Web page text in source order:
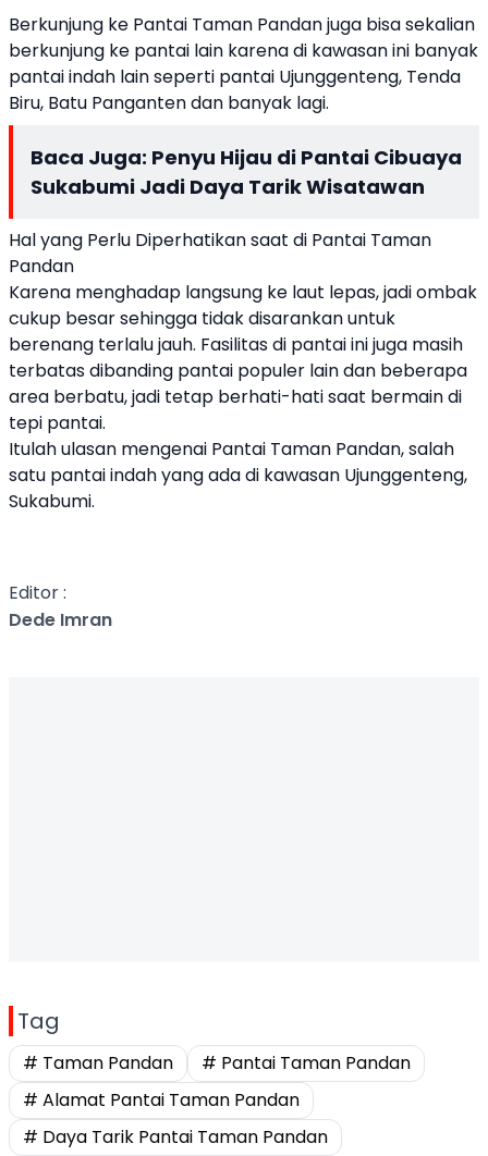
Berkunjung ke Pantai Taman Pandan juga bisa sekalian
berkunjung ke pantai lain karena di kawasan ini banyak
pantai indah lain seperti pantai Ujunggenteng, Tenda
Biru, Batu Panganten dan banyak lagi.
Baca Juga: Penyu Hijau di Pantai Cibuaya
Sukabumi Jadi Daya Tarik Wisatawan
Hal yang Perlu Diperhatikan saat di Pantai Taman
Pandan
Karena menghadap langsung ke laut lepas, jadi ombak
cukup besar sehingga tidak disarankan untuk
berenang terlalu jauh. Fasilitas di pantai ini juga masih
terbatas dibanding pantai populer lain dan beberapa
area berbatu, jadi tetap berhati-hati saat bermain di
tepi pantai.
Itulah ulasan mengenai Pantai Taman Pandan, salah
satu pantai indah yang ada di kawasan Ujunggenteng,
Sukabumi.
Editor :
Dede Imran
Tag
# Taman Pandan
# Pantai Taman Pandan
# Alamat Pantai Taman Pandan
# Daya Tarik Pantai Taman Pandan